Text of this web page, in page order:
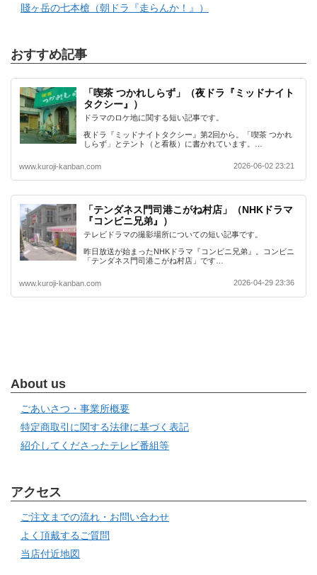
賤ヶ岳の七本槍（朝ドラ『走らんか！』）
おすすめ記事
「喫茶 つかれしらず」（夜ドラ『ミッドナイト
タクシー』）
ドラマのロケ地に関する短い記事です。
夜ドラ『ミッドナイトタクシー』第2回から。「喫茶 つかれ
しらず」とテント（と看板）に書かれています。…
www.kuroji-kanban.com 2026-06-02 23:21
「テンダネス門司港こがね村店」（NHKドラマ
『コンビニ兄弟』）
テレビドラマの撮影場所についての短い記事です。
昨日放送が始まったNHKドラマ『コンビニ兄弟』。コンビニ
「テンダネス門司港こがね村店」です…
www.kuroji-kanban.com 2026-04-29 23:36
About us
ごあいさつ・事業所概要
特定商取引に関する法律に基づく表記
紹介してくださったテレビ番組等
アクセス
ご注文までの流れ・お問い合わせ
よく頂戴するご質問
当店付近地図